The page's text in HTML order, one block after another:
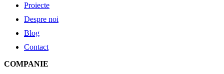
Proiecte
Despre noi
Blog
Contact
COMPANIE